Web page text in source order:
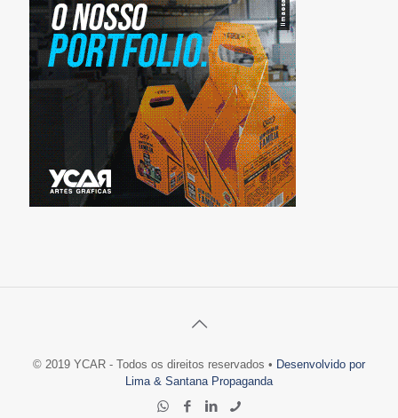
© 2019 YCAR - Todos os direitos reservados • Desenvolvido por
Lima & Santana Propaganda